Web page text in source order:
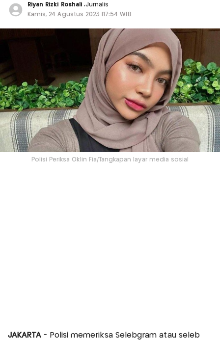
Riyan Rizki Roshali ,Jurnalis
Kamis, 24 Agustus 2023 |17:54 WIB
Polisi Periksa Oklin Fia/Tangkapan layar media sosial
JAKARTA- Polisi memeriksa Selebgram atau seleb